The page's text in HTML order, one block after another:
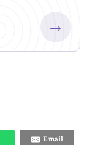
→
Email